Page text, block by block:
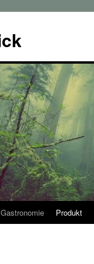
Gastronomie Produkt